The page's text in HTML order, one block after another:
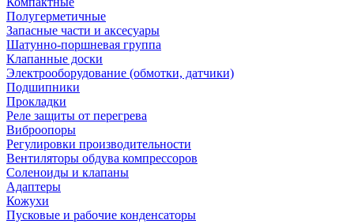
Полугерметичные
Запасные части и аксесуары
Шатунно-поршневая группа
Клапанные доски
Электрооборудование (обмотки, датчики)
Подшипники
Прокладки
Реле защиты от перегрева
Виброопоры
Регулировки производительности
Вентиляторы обдува компрессоров
Соленоиды и клапаны
Адаптеры
Кожухи
Пусковые и рабочие конденсаторы